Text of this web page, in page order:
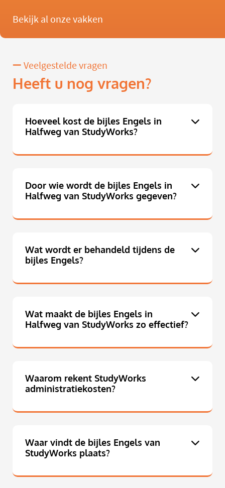
Bekijk al onze vakken
Veelgestelde vragen
Heeft u nog vragen?
Hoeveel kost de bijles Engels in
Halfweg van StudyWorks?
Door wie wordt de bijles Engels in
Halfweg van StudyWorks gegeven?
Wat wordt er behandeld tijdens de
bijles Engels?
Wat maakt de bijles Engels in
Halfweg van StudyWorks zo effectief?
Waarom rekent StudyWorks
administratiekosten?
Waar vindt de bijles Engels van
StudyWorks plaats?